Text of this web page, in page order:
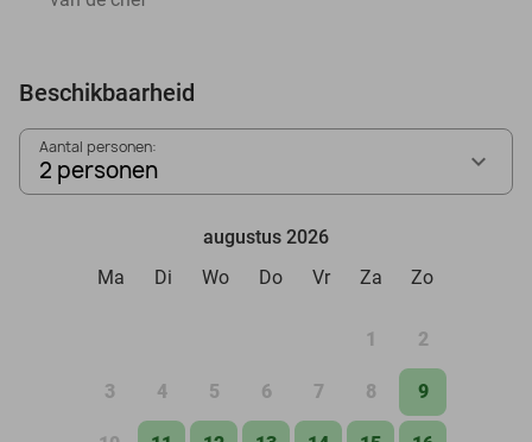
Beschikbaarheid
Aantal personen:
2 personen
augustus 2026
Ma
Di Wo Do Vr Za Zo
1 2
3 4 5 6 7 8 9